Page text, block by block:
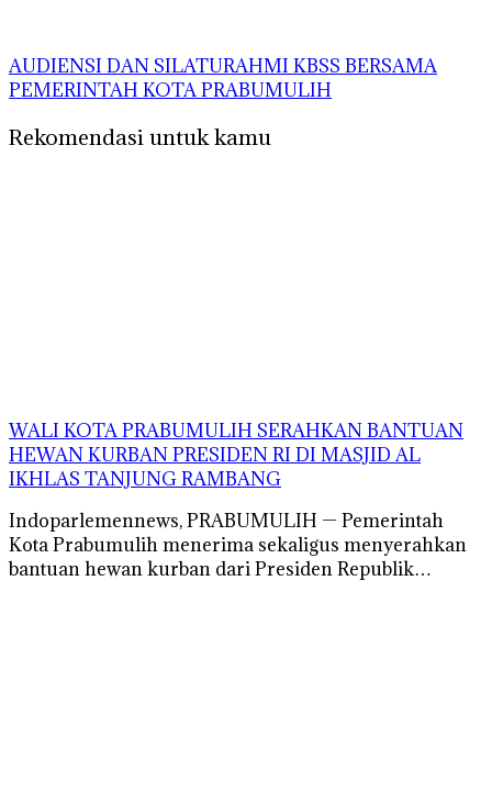
AUDIENSI DAN SILATURAHMI KBSS BERSAMA
PEMERINTAH KOTA PRABUMULIH
Rekomendasi untuk kamu
WALI KOTA PRABUMULIH SERAHKAN BANTUAN
HEWAN KURBAN PRESIDEN RI DI MASJID AL
IKHLAS TANJUNG RAMBANG
Indoparlemennews, PRABUMULIH — Pemerintah
Kota Prabumulih menerima sekaligus menyerahkan
bantuan hewan kurban dari Presiden Republik…